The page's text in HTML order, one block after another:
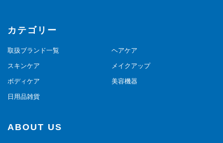
カテゴリー
取扱ブランド一覧 ヘアケア
スキンケア メイクアップ
ボディケア 美容機器
日用品雑貨
ABOUT US